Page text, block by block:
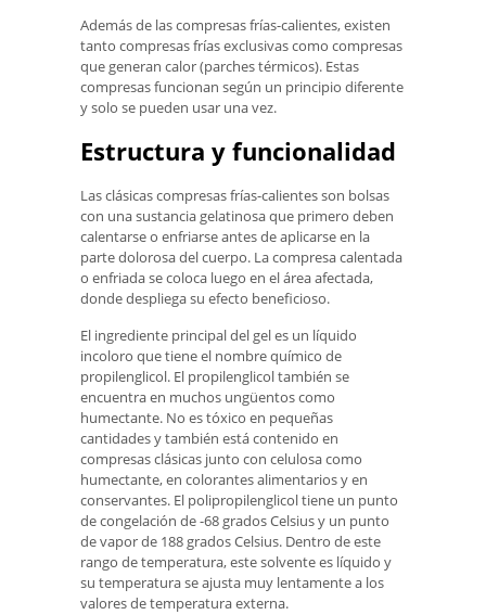
Además de las compresas frías-calientes, existen
tanto compresas frías exclusivas como compresas
que generan calor (parches térmicos). Estas
compresas funcionan según un principio diferente
y solo se pueden usar una vez.
Estructura y funcionalidad
Las clásicas compresas frías-calientes son bolsas
con una sustancia gelatinosa que primero deben
calentarse o enfriarse antes de aplicarse en la
parte dolorosa del cuerpo. La compresa calentada
o enfriada se coloca luego en el área afectada,
donde despliega su efecto beneficioso.
El ingrediente principal del gel es un líquido
incoloro que tiene el nombre químico de
propilenglicol. El propilenglicol también se
encuentra en muchos ungüentos como
humectante. No es tóxico en pequeñas
cantidades y también está contenido en
compresas clásicas junto con celulosa como
humectante, en colorantes alimentarios y en
conservantes. El polipropilenglicol tiene un punto
de congelación de -68 grados Celsius y un punto
de vapor de 188 grados Celsius. Dentro de este
rango de temperatura, este solvente es líquido y
su temperatura se ajusta muy lentamente a los
valores de temperatura externa.